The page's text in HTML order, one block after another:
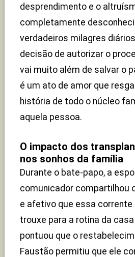
desprendimento e o
completamente
verdadeiros milagres
decisão de autorizar o
vai muito além de salvar o
é um ato de amor que
história de todo o núcleo
aquela pessoa.
O impacto dos
nos sonhos da família
Durante o bate-papo, a
comunicador compartilhou
e afetivo que essa corrente
trouxe para a rotina da casa
pontuou que o
Faustão permitiu que ele